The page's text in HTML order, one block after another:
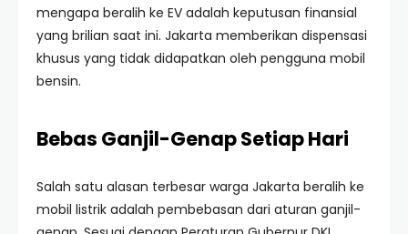
mengapa beralih ke EV adalah keputusan finansial
yang brilian saat ini. Jakarta memberikan dispensasi
khusus yang tidak didapatkan oleh pengguna mobil
bensin.
Bebas Ganjil-Genap Setiap Hari
Salah satu alasan terbesar warga Jakarta beralih ke
mobil listrik adalah pembebasan dari aturan ganjil-